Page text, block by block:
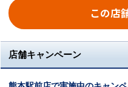
この店
店舗キャンペーン